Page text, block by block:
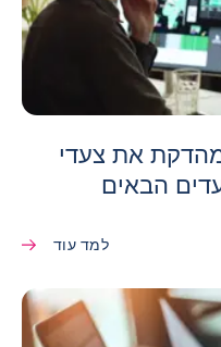
מהדקת את צעדי
הבאים
למד עוד